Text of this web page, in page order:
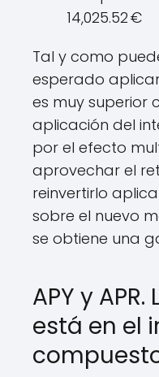
14,025.52 €
Tal y como
esperado
es muy superior
aplicación del
por el efecto
aprovechar el
reinvertirlo
sobre el nuevo
se obtiene una
APY y
está en el